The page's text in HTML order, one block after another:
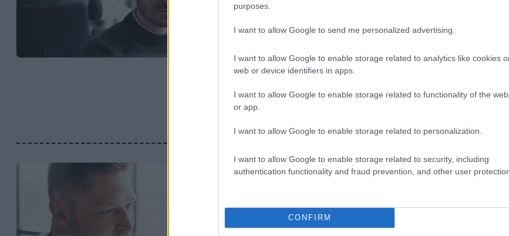
purposes.
I want to allow Google to send me personalized advertising.
I want to allow Google to enable storage related to analytics like cookies
web or device identifiers in apps.
I want to allow Google to enable storage related to functionality of the
or app.
I want to allow Google to enable storage related to personalization.
I want to allow Google to enable storage related to security, including
authentication functionality and fraud prevention, and other user
CONFIRM
Toiminimen perustaminen on nopein,
harjoittamaan yritystoimintaa joko pää-
TyEL-
työnantajan